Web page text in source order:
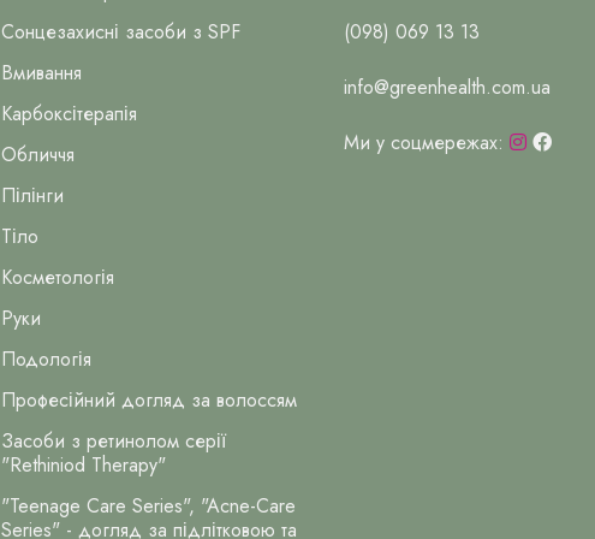
Сонцезахисні засоби з SPF
Вмивання
Карбоксітерапія
Обличчя
Пілінги
Тіло
Косметологія
Руки
Подологія
Професійний догляд за волоссям
Засоби з ретинолом серії
"Rethiniod Therapy"
"Teenage Care Series", "Acne-Care
Series" - догляд за підлітковою та
(098) 069 13 13
info@greenhealth.com.ua
Ми у соцмережах: